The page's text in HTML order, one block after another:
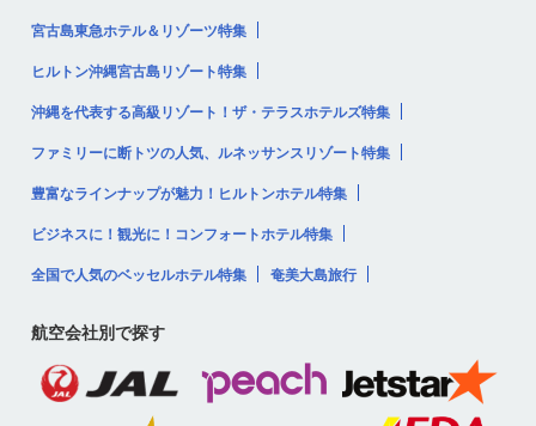
宮古島東急ホテル＆リゾーツ特集
ヒルトン沖縄宮古島リゾート特集
沖縄を代表する高級リゾート！ザ・テラスホテルズ特集
ファミリーに断トツの人気、ルネッサンスリゾート特集
豊富なラインナップが魅力！ヒルトンホテル特集
ビジネスに！観光に！コンフォートホテル特集
全国で人気のベッセルホテル特集 奄美大島旅行
航空会社別で探す